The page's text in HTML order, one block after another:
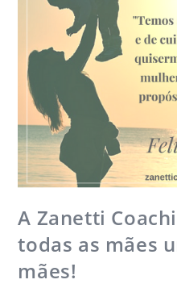
A Zanetti
todas as mães
mães!